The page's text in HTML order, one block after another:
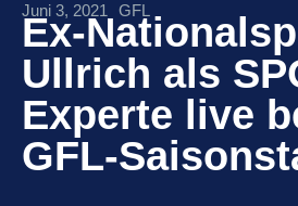
Juni 3, 2021 GFL
Ex-
Ullrich als
Experte live
GFL-